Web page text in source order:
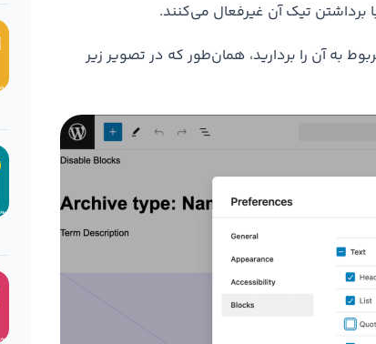
برداشتن تیک آن غیرفعال می‌کنند.
به آن را بردارید، همان‌طور که در تصویر زیر